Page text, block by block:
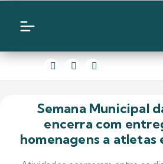
Semana Municipal
encerra com
homenagens a atletas